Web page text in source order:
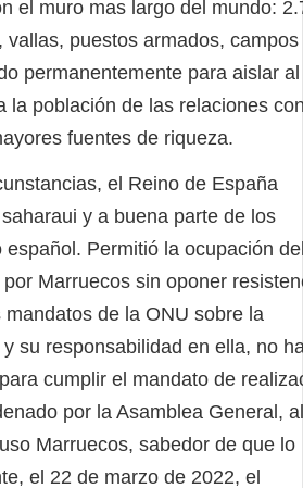
el muro mas largo del mundo:
vallas, puestos armados, campos
permanentemente para aislar al
la población de las relaciones
fuentes de riqueza.
el Reino de España
y a buena parte de los
español. Permitió la ocupación
Marruecos sin oponer
de la ONU sobre la
su responsabilidad en ella, no
cumplir el mandato de
por la Asamblea General, al
Marruecos, sabedor de que lo
el 22 de marzo de 2022, el